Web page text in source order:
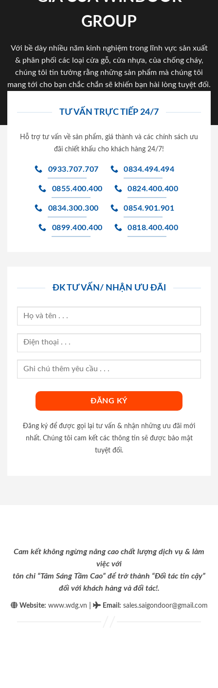
GROUP
Với bề dày nhiều năm kinh nghiệm trong lĩnh vực sản xuất
& phân phối các loại cửa gỗ, cửa nhựa, của chống cháy,
chúng tôi tin tưởng rằng những sản phẩm mà chúng tôi
mang tới cho bạn chắc chắn sẽ khiến bạn hài lòng tuyệt đối.
TƯ VẤN TRỰC TIẾP 24/7
Hỗ trợ tư vấn về sản phẩm, giá thành và các chính sách ưu
đãi chiết khấu cho khách hàng 24/7!
0933.707.707 0834.494.494
0855.400.400 0824.400.400
0834.300.300 0854.901.901
0899.400.400 0818.400.400
ĐK TƯ VẤN/ NHẬN ƯU ĐÃI
Đăng ký để được gọi lại tư vấn & nhận những ưu đãi mới
nhất. Chúng tôi cam kết các thông tin sẽ được bảo mật
tuyệt đối.
Cam kết không ngừng nâng cao chất lượng dịch vụ & làm
việc với
tôn chỉ “Tâm Sáng Tầm Cao” để trở thành “Đối tác tin cậy”
đối với khách hàng và đối tác!.
Website: www.wdg.vn Email : sales.saigondoor@gmail.com